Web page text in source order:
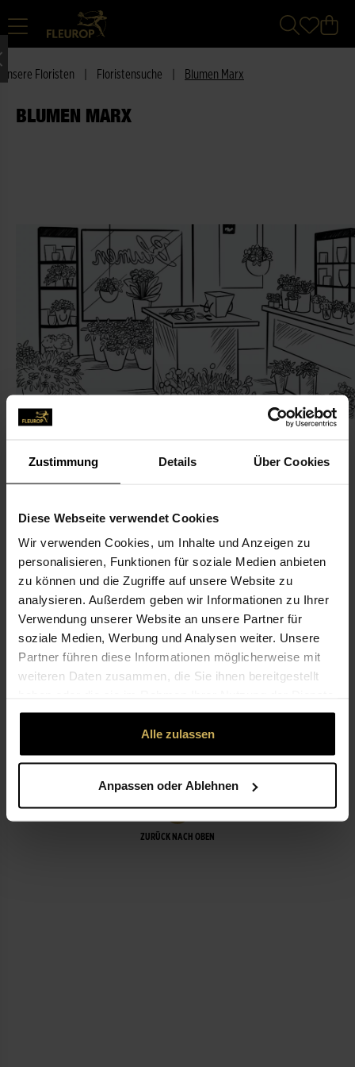
Zustimmung Details Über Cookies
Diese Webseite verwendet Cookies
Wir verwenden Cookies, um Inhalte und Anzeigen zu
personalisieren, Funktionen für soziale Medien anbieten
zu können und die Zugriffe auf unsere Website zu
analysieren. Außerdem geben wir Informationen zu Ihrer
Verwendung unserer Website an unsere Partner für
soziale Medien, Werbung und Analysen weiter. Unsere
Partner führen diese Informationen möglicherweise mit
weiteren Daten zusammen, die Sie ihnen bereitgestellt
gesammelt haben.
Alle zulassen
Anpassen oder Ablehnen
Unsere Floristen Floristensuche Blumen Marx
BLUMEN MARX
KONTAKT
Blumen Marx
Marx, Petra
Lüddigstr 33b
53332 Bornheim
02227-42 88
Blumen-Marx@web.de
LEISTUNGEN
ZURÜCK NACH OBEN